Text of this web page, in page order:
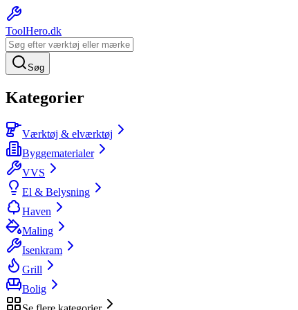
ToolHero.dk
Søg
Kategorier
Værktøj & elværktøj
Byggematerialer
VVS
El & Belysning
Haven
Maling
Isenkram
Grill
Bolig